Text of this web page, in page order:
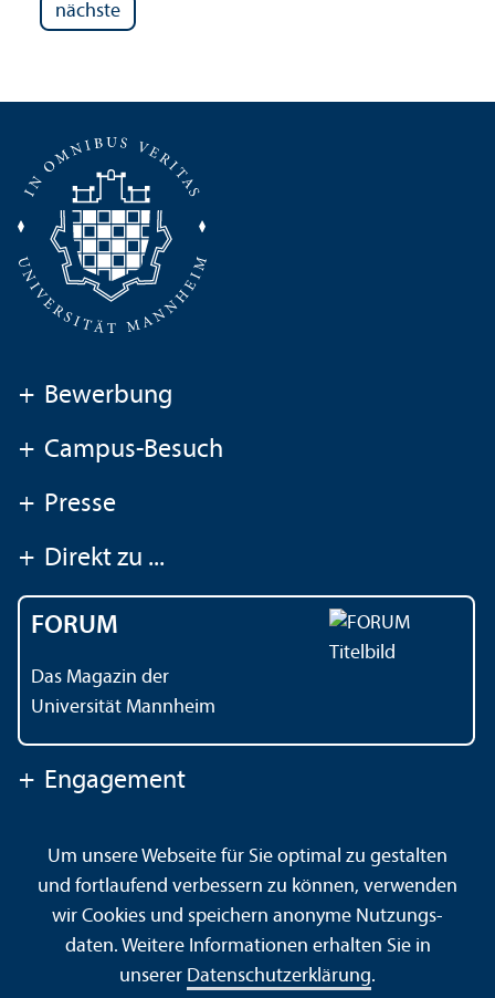
nächste
+ Bewerbung
+ Campus-Besuch
+ Presse
+ Direkt zu ...
FORUM
Das Magazin der
Universität Mannheim
+ Engagement
Kontakt Impressum Datenschutz
Barrierefreiheit
Gebärdensprache
Leichte Sprache
Sitemap
Hausordnung
Sicherheit und Notfälle
Um unsere Webseite für Sie optimal zu gestalten
und fortlaufend verbessern zu können, verwenden
wir Cookies und speichern anonyme Nutzungs­
daten. Weitere Informationen erhalten Sie in
unserer Datenschutz­erklärung.